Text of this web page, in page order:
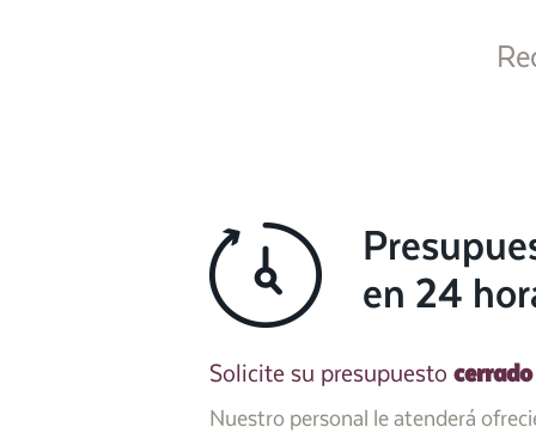
en 24
Solicite su presupuesto
Nuestro personal le atenderá